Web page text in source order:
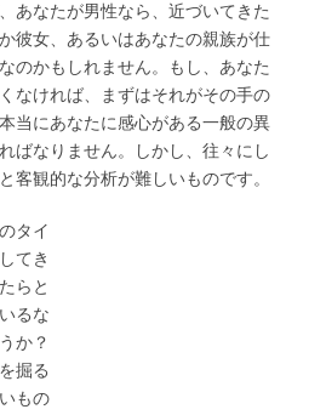
あなたが男性なら、近づいてきた
彼女、あるいはあなたの親族が仕
のかもしれません。もし、あなた
なければ、まずはそれがその手の
当にあなたに感心がある一般の異
ばなりません。しかし、往々にし
客観的な分析が難しいものです。
タイ
てき
らと
るな
か？
掘る
もの